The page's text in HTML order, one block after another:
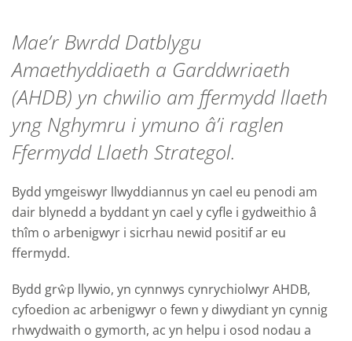
Mae’r Bwrdd Datblygu
Amaethyddiaeth a Garddwriaeth
(AHDB) yn chwilio am ffermydd llaeth
yng Nghymru i ymuno â’i raglen
Ffermydd Llaeth Strategol.
Bydd ymgeiswyr llwyddiannus yn cael eu penodi am
dair blynedd a byddant yn cael y cyfle i gydweithio â
thîm o arbenigwyr i sicrhau newid positif ar eu
ffermydd.
Bydd grŵp llywio, yn cynnwys cynrychiolwyr AHDB,
cyfoedion ac arbenigwyr o fewn y diwydiant yn cynnig
rhwydwaith o gymorth, ac yn helpu i osod nodau a